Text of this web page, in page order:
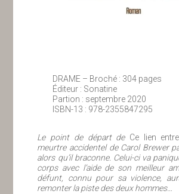
DRAME – Broché : 304 pages
Éditeur : Sonatine
Partion : septembre 2020
ISBN-13 : 978-2355847295
Le point de départ de Ce lien
meurtre accidentel de Carol Brewer
alors qu’il braconne. Celui-ci va
corps avec l’aide de son meilleur
défunt, connu pour sa violence,
remonter la piste des deux hommes…